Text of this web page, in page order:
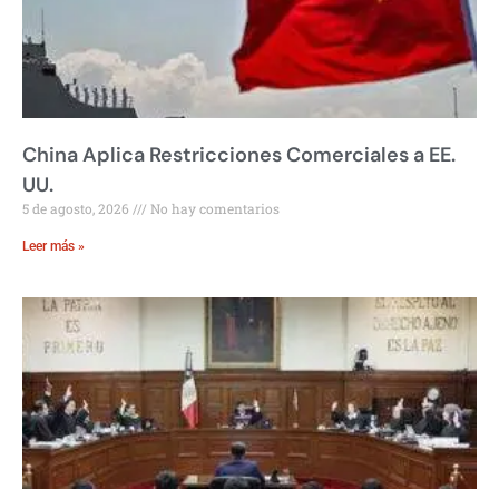
China Aplica Restricciones Comerciales a EE.
UU.
5 de agosto, 2026 No hay comentarios
Leer más »